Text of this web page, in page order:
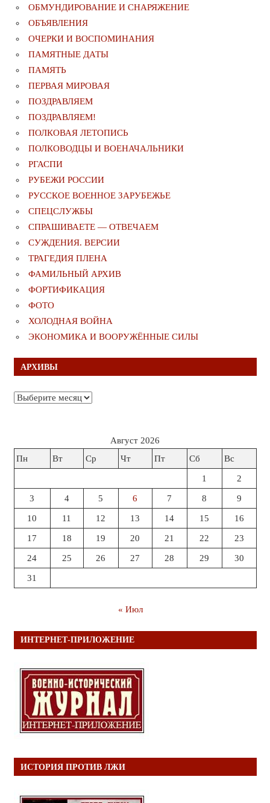
ОБМУНДИРОВАНИЕ И СНАРЯЖЕНИЕ
ОБЪЯВЛЕНИЯ
ОЧЕРКИ И ВОСПОМИНАНИЯ
ПАМЯТНЫЕ ДАТЫ
ПАМЯТЬ
ПЕРВАЯ МИРОВАЯ
ПОЗДРАВЛЯЕМ
ПОЗДРАВЛЯЕМ!
ПОЛКОВАЯ ЛЕТОПИСЬ
ПОЛКОВОДЦЫ И ВОЕНАЧАЛЬНИКИ
РГАСПИ
РУБЕЖИ РОССИИ
РУССКОЕ ВОЕННОЕ ЗАРУБЕЖЬЕ
СПЕЦСЛУЖБЫ
СПРАШИВАЕТЕ — ОТВЕЧАЕМ
СУЖДЕНИЯ. ВЕРСИИ
ТРАГЕДИЯ ПЛЕНА
ФАМИЛЬНЫЙ АРХИВ
ФОРТИФИКАЦИЯ
ФОТО
ХОЛОДНАЯ ВОЙНА
ЭКОНОМИКА И ВООРУЖЁННЫЕ СИЛЫ
АРХИВЫ
Архивы
Август 2026
Пн
Вт Ср Чт Пт Сб Вс
1 2
3 4 5 6 7 8 9
10 11 12 13 14 15 16
17 18 19 20 21 22 23
24 25 26 27 28 29 30
31
« Июл
ИНТЕРНЕТ-ПРИЛОЖЕНИЕ
ИСТОРИЯ ПРОТИВ ЛЖИ